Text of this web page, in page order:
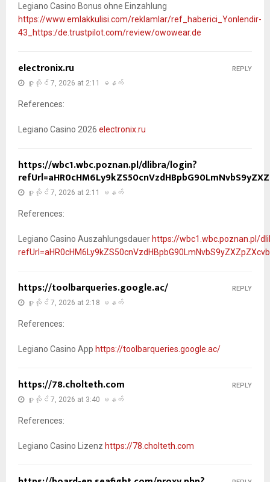
Legiano Casino Bonus ohne Einzahlung
https://www.emlakkulisi.com/reklamlar/ref_haberici_Yonlendir-
43_https:/de.trustpilot.com/review/owowear.de
electronix.ru
ဇူလိုင် 7, 2026 at 2:11 မနက်
References:
Legiano Casino 2026 electronix.ru
REPLY
https://wbc1.wbc.poznan.pl/dlibra/login?
ဇူလိုင် 7, 2026 at 2:11 မနက်
References:
Legiano Casino Auszahlungsdauer https://wbc1.wbc.poznan.pl/
https://toolbarqueries.google.ac/
ဇူလိုင် 7, 2026 at 2:18 မနက်
References:
Legiano Casino App https://toolbarqueries.google.ac/
REPLY
https://78.cholteth.com
ဇူလိုင် 7, 2026 at 3:40 မနက်
References:
Legiano Casino Lizenz https://78.cholteth.com
REPLY